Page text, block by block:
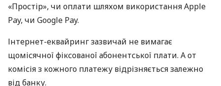
«Простір», чи оплати шляхом використання Apple
Pay, чи Google Pay.
Інтернет-еквайринг зазвичай не вимагає
щомісячної фіксованої абонентської плати. А от
комісія з кожного платежу відрізняється залежно
від банку.